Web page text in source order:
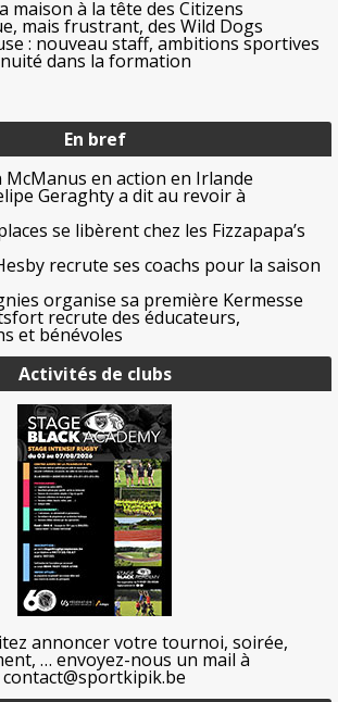
maison à la tête des Citizens
mais frustrant, des Wild Dogs
: nouveau staff, ambitions sportives
dans la formation
En bref
McManus en action en Irlande
Geraghty a dit au revoir à
se libèrent chez les Fizzapapa’s
recrute ses coachs pour la saison
organise sa première Kermesse
recrute des éducateurs,
et bénévoles
Activités de clubs
annoncer votre tournoi, soirée,
… envoyez-nous un mail à
contact@sportkipik.be